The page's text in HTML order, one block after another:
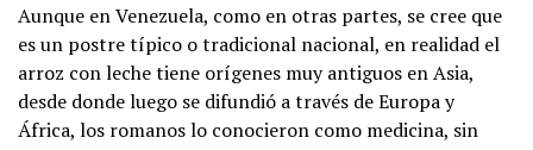
Aunque en Venezuela, como en otras partes, se cree que
es un postre típico o tradicional nacional, en realidad el
arroz con leche tiene orígenes muy antiguos en Asia,
desde donde luego se difundió a través de Europa y
África, los romanos lo conocieron como medicina, sin